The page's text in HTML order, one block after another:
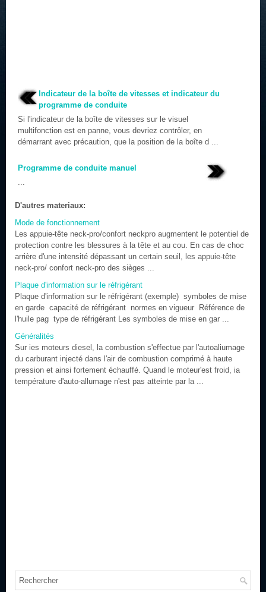
Indicateur de la boîte de vitesses et indicateur du
programme de conduite
Si l'indicateur de la boîte de vitesses sur le visuel
multifonction est en panne, vous devriez contrôler, en
démarrant avec précaution, que la position de la boîte d ...
Programme de conduite manuel
...
D'autres materiaux:
Mode de fonctionnement
Les appuie-tête neck-pro/confort neckpro augmentent le potentiel de
protection contre les blessures à la tête et au cou. En cas de choc
arrière d'une intensité dépassant un certain seuil, les appuie-tête
neck-pro/ confort neck-pro des sièges ...
Plaque d'information sur le réfrigérant
Plaque d'information sur le réfrigérant (exemple) symboles de mise
en garde capacité de réfrigérant normes en vigueur Référence de
l'huile pag type de réfrigérant Les symboles de mise en gar ...
Généralités
Sur ies moteurs diesel, la combustion s'effectue par l'autoaliumage
du carburant injecté dans l'air de combustion comprimé à haute
pression et ainsi fortement échauffé. Quand le moteur'est froid, ia
température d'auto-allumage n'est pas atteinte par la ...